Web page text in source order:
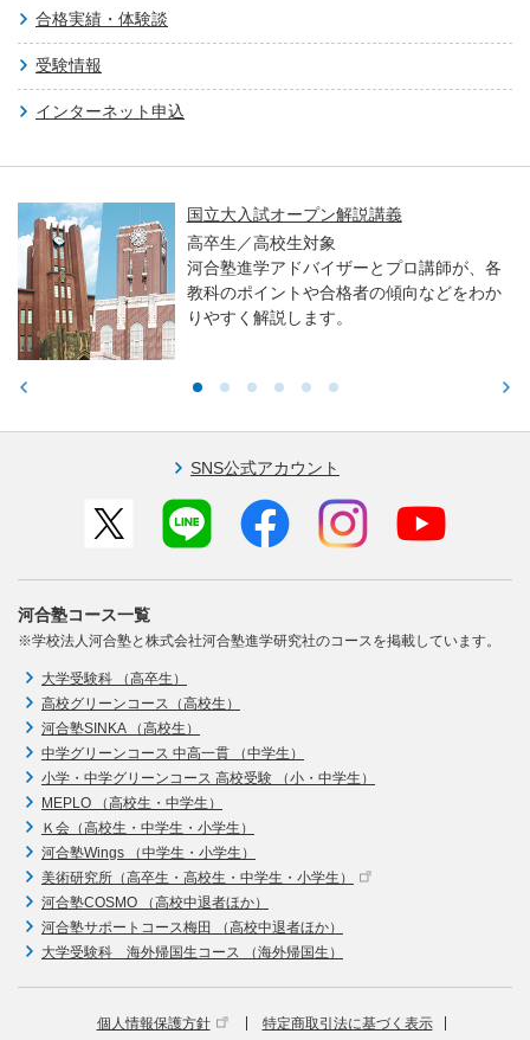
合格実績・体験談
受験情報
インターネット申込
国立大入試オープン解説講義
高卒生／高校生対象
河合塾進学アドバイザーとプロ講師が、各
教科のポイントや合格者の傾向などをわか
りやすく解説します。
SNS公式アカウント
河合塾コース一覧
※学校法人河合塾と株式会社河合塾進学研究社のコースを掲載しています。
大学受験科 （高卒生）
高校グリーンコース（高校生）
河合塾SINKA （高校生）
中学グリーンコース 中高一貫 （中学生）
小学・中学グリーンコース 高校受験 （小・中学生）
MEPLO （高校生・中学生）
Ｋ会（高校生・中学生・小学生）
河合塾Wings （中学生・小学生）
美術研究所（高卒生・高校生・中学生・小学生）
河合塾COSMO （高校中退者ほか）
河合塾サポートコース梅田 （高校中退者ほか）
大学受験科 海外帰国生コース （海外帰国生）
個人情報保護方針 特定商取引法に基づく表示